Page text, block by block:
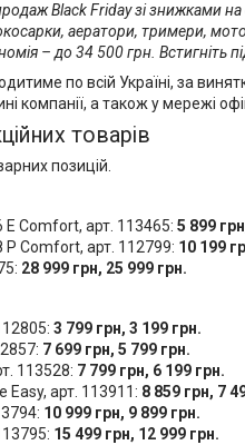
Black Fridayзі знижками на
аератори, тримери,
– до 34 500 грн. Встигніть
по всій Україні, за
компанії, а також у мережі
товарів
позицій.
Comfort, арт. 113465: 5 899
Comfort, арт. 112799: 10 199
28 999 грн, 25 999 грн.
3 799 грн, 3 199 грн.
7 699 грн, 5 799 грн.
113528: 7 799 грн, 6 199 грн.
Easy, арт. 113911: 8 859 грн, 7
10 999 грн, 9 899 грн.
15 499 грн, 12 999 грн.